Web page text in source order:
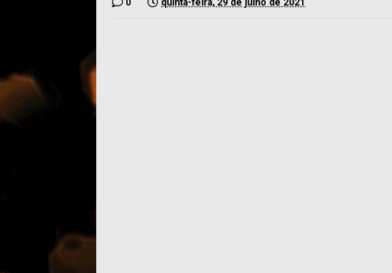
0 quinta-feira, 29 de julho de 2021